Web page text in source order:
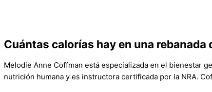
Cuántas calorías hay en una rebanada
Melodie Anne Coffman está especializada en el bienestar
nutrición humana y es instructora certificada por la NRA.